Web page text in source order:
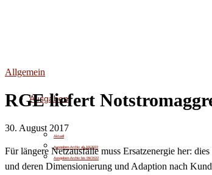
Ausgaben
Aktuell
Ausgaben-Archiv ab 10/2022
Ausgaben-Archiv bis 09/2022
Allgemein
RGE liefert
30. August 2017
Für längere Netzausfälle muss Ersatzenergie her:
und deren Dimensionierung und Adaption nach